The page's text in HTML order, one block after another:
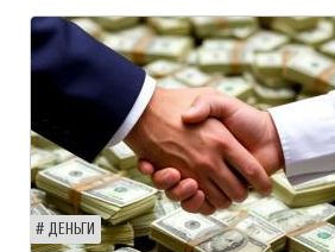
ДЕНЬГИ